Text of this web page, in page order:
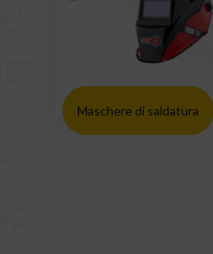
Maschere di saldatura